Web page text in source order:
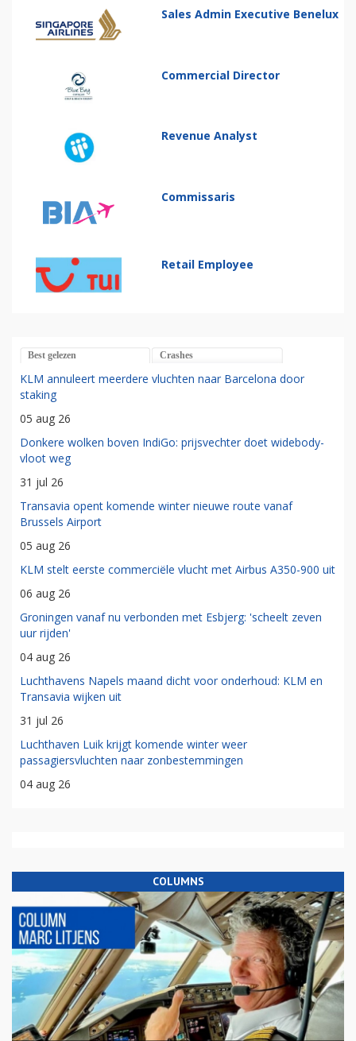
Sales Admin Executive Benelux
Commercial Director
Revenue Analyst
Commissaris
Retail Employee
Best gelezen Crashes
KLM annuleert meerdere vluchten naar Barcelona door
staking
05 aug 26
Donkere wolken boven IndiGo: prijsvechter doet widebody-
vloot weg
31 jul 26
Transavia opent komende winter nieuwe route vanaf
Brussels Airport
05 aug 26
KLM stelt eerste commerciële vlucht met Airbus A350-900 uit
06 aug 26
Groningen vanaf nu verbonden met Esbjerg: 'scheelt zeven
uur rijden'
04 aug 26
Luchthavens Napels maand dicht voor onderhoud: KLM en
Transavia wijken uit
31 jul 26
Luchthaven Luik krijgt komende winter weer
passagiersvluchten naar zonbestemmingen
04 aug 26
COLUMNS